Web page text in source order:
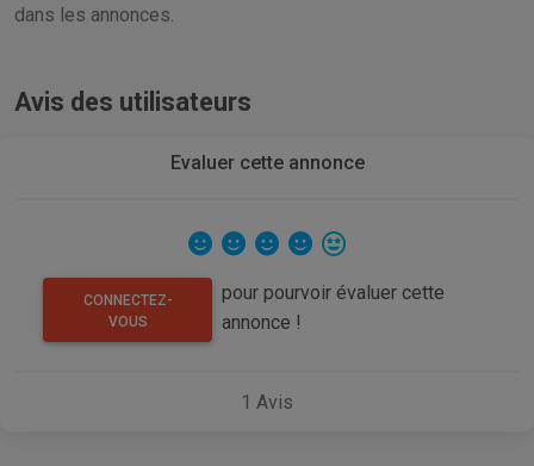
dans les annonces.
Avis des utilisateurs
Evaluer cette annonce
CONNECTEZ-
VOUS
pour pourvoir évaluer cette
annonce !
1 Avis